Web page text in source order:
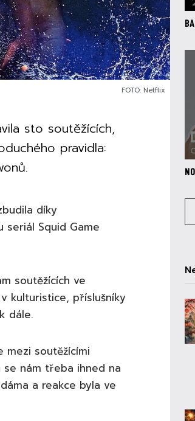
FOTO: Netflix
sto soutěžících,
pravidla:
díky
Squid Game
soutěžících ve
kulturistice, příslušníky
dále.
mezi soutěžícími
se nám třeba ihned na
a reakce byla ve